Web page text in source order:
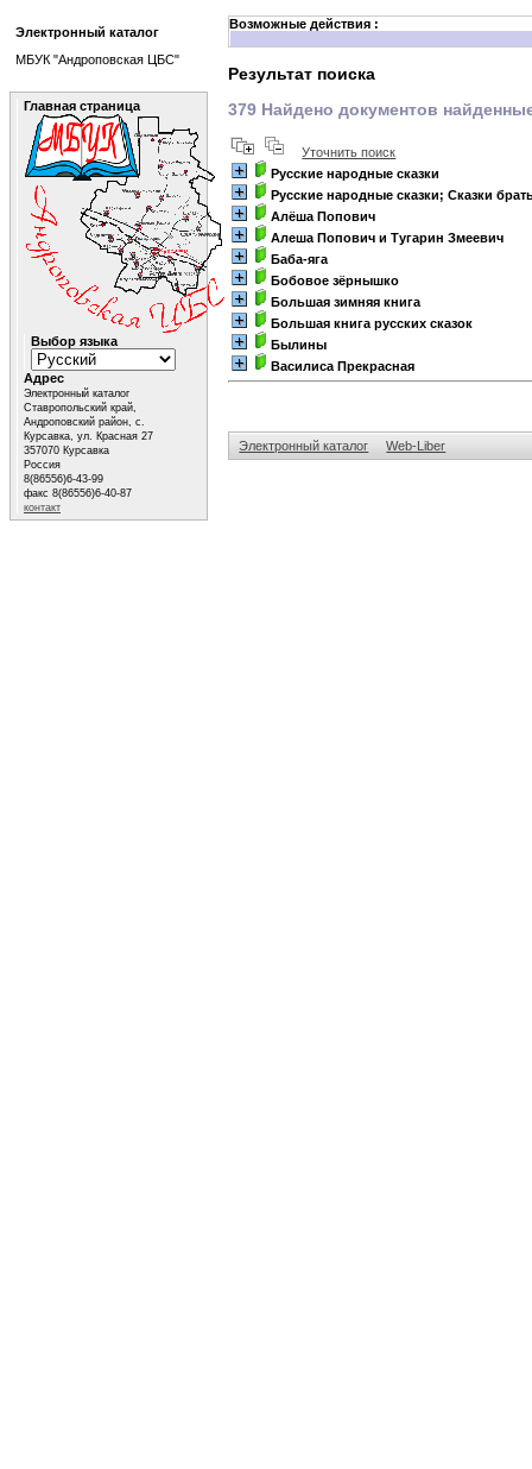
Возможные действия :
Результат поиска
379 Найдено документов
Уточнить поиск
Русские народные сказки
Русские народные сказки; Сказки
Алёша Попович
Алеша Попович и Тугарин Змеевич
Баба-яга
Бобовое зёрнышко
Большая зимняя книга
Большая книга русских сказок
Былины
Василиса Прекрасная
Электронный каталог Web-Liber
Электронный каталог
МБУК "Андроповская ЦБС"
Главная страница
Выбор языка
Адрес
Электронный каталог
Ставропольский край,
Андроповский район, с.
Курсавка, ул. Красная 27
357070 Курсавка
Россия
8(86556)6-43-99
факс 8(86556)6-40-87
контакт